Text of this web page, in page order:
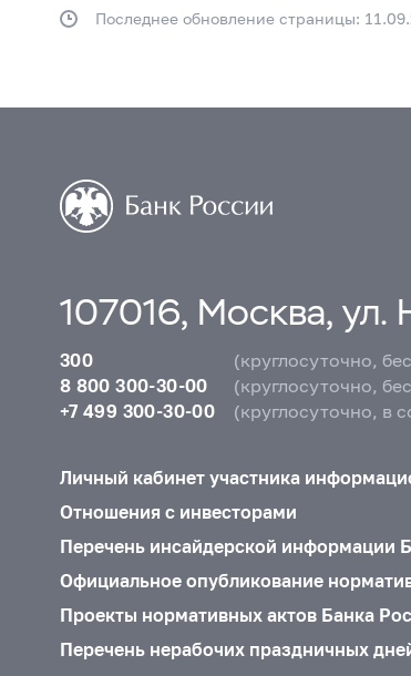
Последнее обновление страницы:
107016, Москва, ул.
300
(круглосуточно,
8 800 300-30-00
(круглосуточно,
+7 499 300-30-00
(круглосуточно, в
Личный кабинет участника
Отношения с инвесторами
Перечень инсайдерской информации
Официальное опубликование
Проекты нормативных актов Банка
Перечень нерабочих праздничных